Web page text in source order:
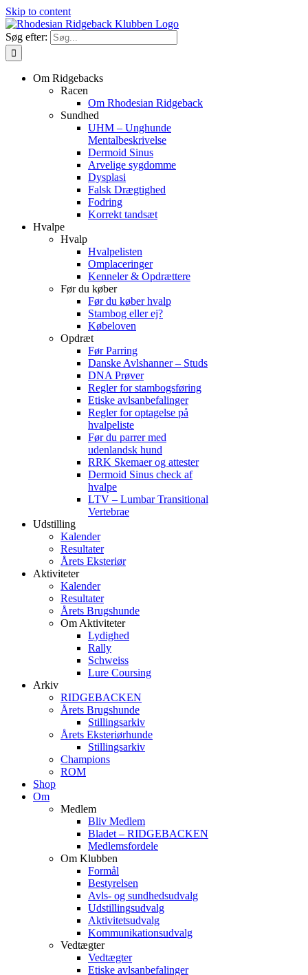
Skip to content
Søg efter:
Om Ridgebacks
Racen
Om Rhodesian Ridgeback
Sundhed
UHM – Unghunde
Mentalbeskrivelse
Dermoid Sinus
Arvelige sygdomme
Dysplasi
Falsk Drægtighed
Fodring
Korrekt tandsæt
Hvalpe
Hvalp
Hvalpelisten
Omplaceringer
Kenneler & Opdrættere
Før du køber
Før du køber hvalp
Stambog eller ej?
Købeloven
Opdræt
Før Parring
Danske Avlshanner – Studs
DNA Prøver
Regler for stambogsføring
Etiske avlsanbefalinger
Regler for optagelse på
hvalpeliste
Før du parrer med
udenlandsk hund
RRK Skemaer og attester
Dermoid Sinus check af
hvalpe
LTV – Lumbar Transitional
Vertebrae
Udstilling
Kalender
Resultater
Årets Eksteriør
Aktiviteter
Kalender
Resultater
Årets Brugshunde
Om Aktiviteter
Lydighed
Rally
Schweiss
Lure Coursing
Arkiv
RIDGEBACKEN
Årets Brugshunde
Stillingsarkiv
Årets Eksteriørhunde
Stillingsarkiv
Champions
ROM
Shop
Om
Medlem
Bliv Medlem
Bladet – RIDGEBACKEN
Medlemsfordele
Om Klubben
Formål
Bestyrelsen
Avls- og sundhedsudvalg
Udstillingsudvalg
Aktivitetsudvalg
Kommunikationsudvalg
Vedtægter
Vedtægter
Etiske avlsanbefalinger